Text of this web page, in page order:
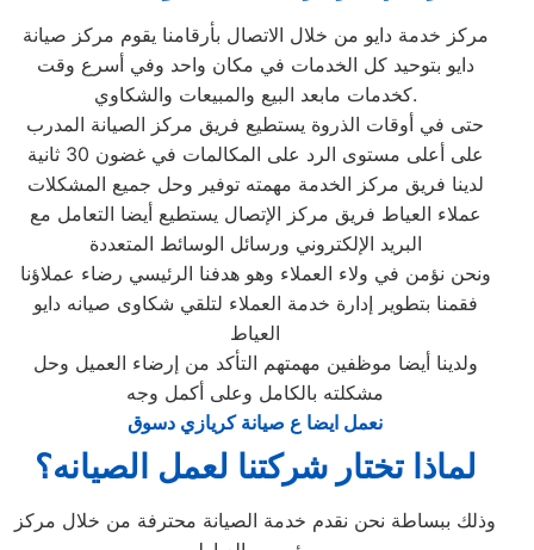
مركز خدمة دايو من خلال الاتصال بأرقامنا يقوم مركز صيانة
دايو بتوحيد كل الخدمات في مكان واحد وفي أسرع وقت
كخدمات مابعد البيع والمبيعات والشكاوي.
حتى في أوقات الذروة يستطيع فريق مركز الصيانة المدرب
على أعلى مستوى الرد على المكالمات في غضون 30 ثانية
لدينا فريق مركز الخدمة مهمته توفير وحل جميع المشكلات
عملاء العياط فريق مركز الإتصال يستطيع أيضا التعامل مع
البريد الإلكتروني ورسائل الوسائط المتعددة
ونحن نؤمن في ولاء العملاء وهو هدفنا الرئيسي رضاء عملاؤنا
فقمنا بتطوير إدارة خدمة العملاء لتلقي شكاوى صيانه دايو
العياط
ولدينا أيضا موظفين مهمتهم التأكد من إرضاء العميل وحل
مشكلته بالكامل وعلى أكمل وجه
نعمل ايضا ع صيانة كريازي دسوق
لماذا تختار شركتنا لعمل الصيانه؟
وذلك ببساطة نحن نقدم خدمة الصيانة محترفة من خلال مركز